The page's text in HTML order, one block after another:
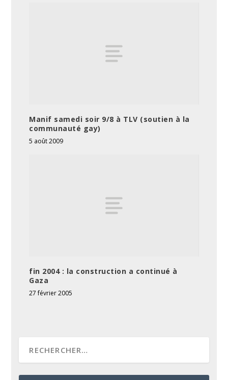
Manif samedi soir 9/8 à TLV (soutien à la
communauté gay)
5 août 2009
fin 2004 : la construction a continué à
Gaza
27 février 2005